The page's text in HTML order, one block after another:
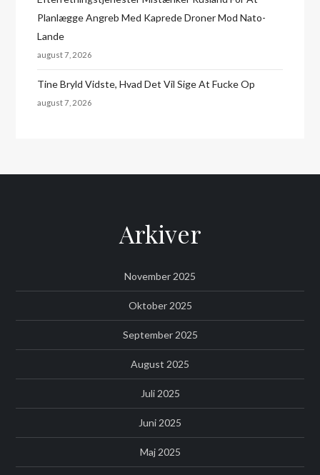
Planlægge Angreb Med Kaprede Droner Mod Nato-
Lande
august 7, 2026
Tine Bryld Vidste, Hvad Det Vil Sige At Fucke Op
august 7, 2026
Arkiver
November 2025
Oktober 2025
September 2025
August 2025
Juli 2025
Juni 2025
Maj 2025